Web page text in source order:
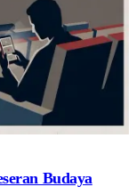
Budaya